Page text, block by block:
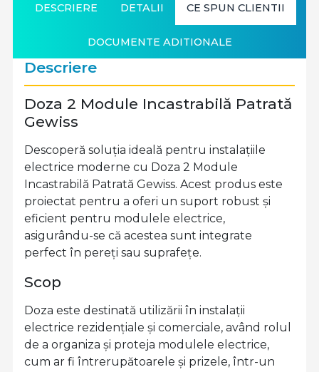
DESCRIERE DETALII CE SPUN CLIENTII
DOCUMENTE ADITIONALE
Descriere
Doza 2 Module Incastrabilă Patrată
Gewiss
Descoperă soluția ideală pentru instalațiile
electrice moderne cu Doza 2 Module
Incastrabilă Patrată Gewiss. Acest produs este
proiectat pentru a oferi un suport robust și
eficient pentru modulele electrice,
asigurându-se că acestea sunt integrate
perfect în pereți sau suprafețe.
Scop
Doza este destinată utilizării în instalații
electrice rezidențiale și comerciale, având rolul
de a organiza și proteja modulele electrice,
cum ar fi întrerupătoarele și prizele, într-un